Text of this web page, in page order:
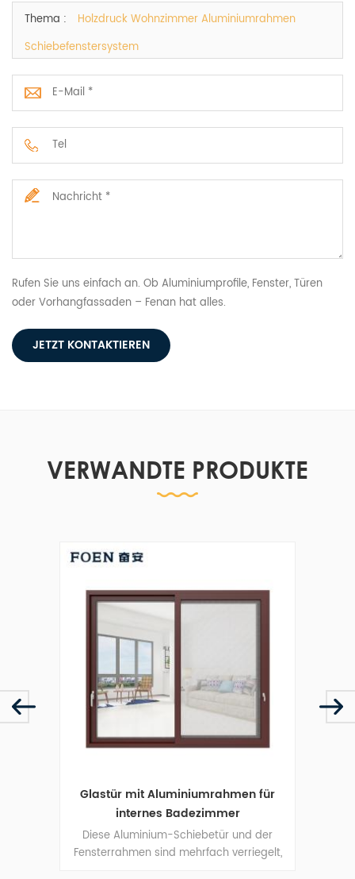
Thema :
Holzdruck Wohnzimmer Aluminiumrahmen
Schiebefenstersystem
Rufen Sie uns einfach an. Ob Aluminiumprofile, Fenster, Türen
oder Vorhangfassaden – Fenan hat alles.
JETZT KONTAKTIEREN
VERWANDTE PRODUKTE
Küchen-Aluminium-Schiebefenster
und -Tür
Diese Aluminium-Schiebetür und der
Fensterrahmen sind mehrfach verriegelt,